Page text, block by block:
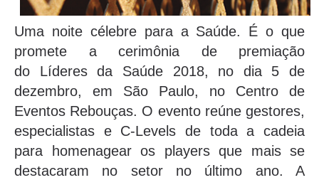
Uma noite célebre para a Saúde. É o que
promete a cerimônia de premiação
do Líderes da Saúde 2018, no dia 5 de
dezembro, em São Paulo, no Centro de
Eventos Rebouças. O evento reúne gestores,
especialistas e C-Levels de toda a cadeia
para homenagear os players que mais se
destacaram no setor no último ano. A